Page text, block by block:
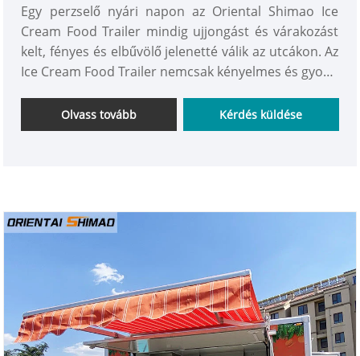
Egy perzselő nyári napon az Oriental Shimao Ice
Cream Food Trailer mindig ujjongást és várakozást
kelt, fényes és elbűvölő jelenetté válik az utcákon. Az
Ice Cream Food Trailer nemcsak kényelmes és gyors,
áthatja őket, így kedveltté válik. gyerekeknek és
fiataloknak egyaránt.jöjjön testreszabni saját
Olvass tovább Kérdés küldése